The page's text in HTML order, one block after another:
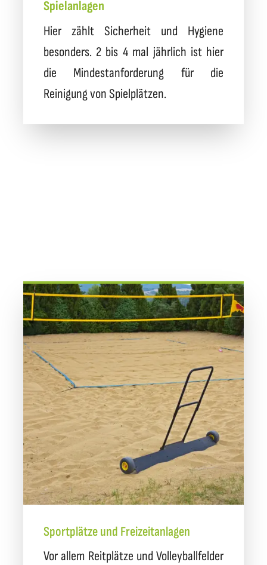
Spielanlagen
Hier zählt Sicherheit und Hygiene
besonders. 2 bis 4 mal jährlich ist hier
die Mindestanforderung für die
Reinigung von Spielplätzen.
Sportplätze und Freizeitanlagen
Vor allem Reitplätze und Volleyballfelder